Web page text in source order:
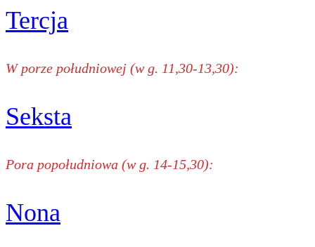
Tercja
W porze południowej (w g. 11,30-13,30):
Seksta
Pora popołudniowa (w g. 14-15,30):
Nona